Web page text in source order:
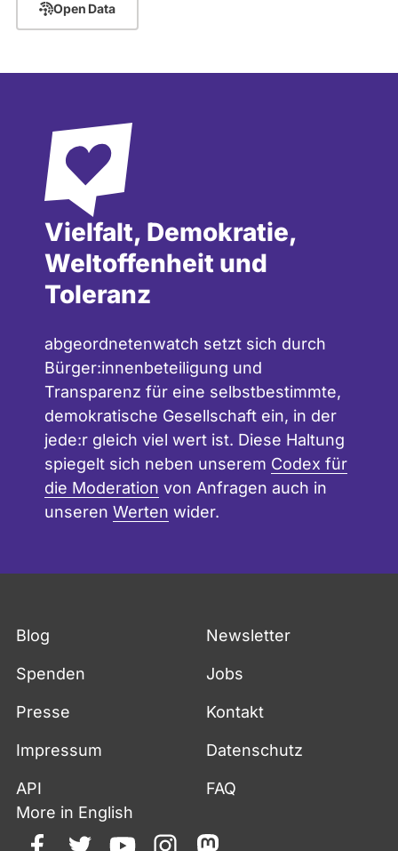
Open Data
Vielfalt, Demokratie,
Weltoffenheit und
Toleranz
abgeordnetenwatch setzt sich durch
Bürger:innenbeteiligung und
Transparenz für eine selbstbestimmte,
demokratische Gesellschaft ein, in der
jede:r gleich viel wert ist. Diese Haltung
spiegelt sich neben unserem Codex für
die Moderation von Anfragen auch in
unseren Werten wider.
Blog Newsletter
Spenden Jobs
Presse Kontakt
Impressum Datenschutz
API
FAQ
More in English